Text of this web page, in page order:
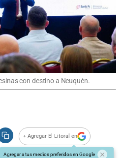
con destino a Neuquén.
+ Agregar El Litoral en
Agregar a tus medios preferidos en Google